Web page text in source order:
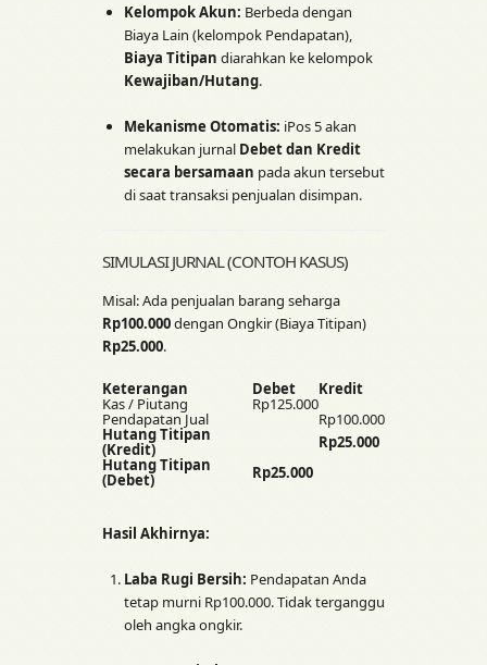
Kelompok Akun: Berbeda dengan
Biaya Lain (kelompok Pendapatan),
Biaya Titipan diarahkan ke kelompok
Kewajiban/Hutang.
Mekanisme Otomatis: iPos 5 akan
melakukan jurnal Debet dan Kredit
secara bersamaan pada akun tersebut
di saat transaksi penjualan disimpan.
SIMULASI JURNAL (CONTOH KASUS)
Misal: Ada penjualan barang seharga
Rp100.000dengan Ongkir (Biaya Titipan)
Rp25.000.
Keterangan Debet Kredit
Kas / Piutang Rp125.000
Pendapatan Jual Rp100.000
Hutang Titipan
(Kredit)
Rp25.000
Hutang Titipan
(Debet) Rp25.000
Hasil Akhirnya:
Laba Rugi Bersih: Pendapatan Anda
tetap murni Rp100.000. Tidak terganggu
oleh angka ongkir.